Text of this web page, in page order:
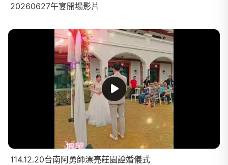
20260627午宴開場影片
114.12.20台南阿勇師漂亮莊園證婚儀式